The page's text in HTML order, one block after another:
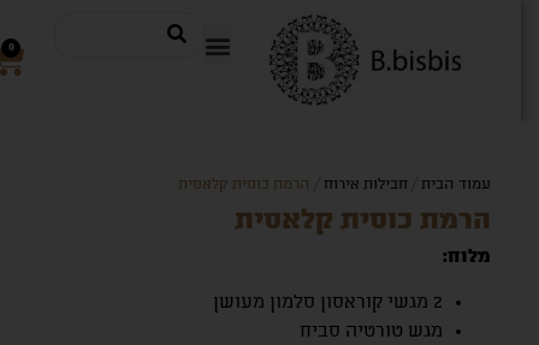
עמוד הבית/חבילות אירוח/ הרמת כוסית קלאסית
הרמת כוסית קלאסית
מלוח:
2 מגשי קוראסון סלמון מעושן
מגש טורטיה סביח